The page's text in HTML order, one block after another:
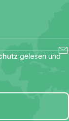
gelesen und